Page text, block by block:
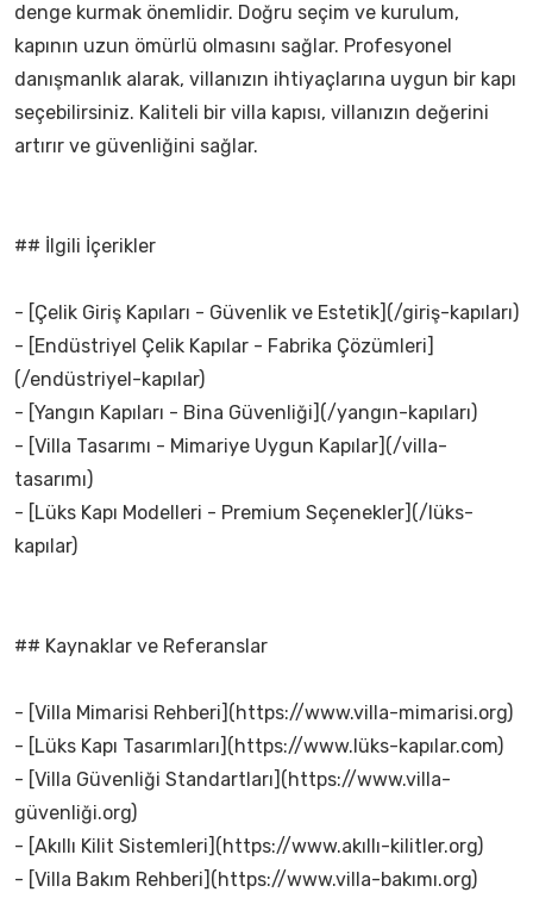
denge kurmak önemlidir. Doğru seçim ve kurulum,
kapının uzun ömürlü olmasını sağlar. Profesyonel
danışmanlık alarak, villanızın ihtiyaçlarına uygun bir kapı
seçebilirsiniz. Kaliteli bir villa kapısı, villanızın değerini
artırır ve güvenliğini sağlar.
## İlgili İçerikler
- [Çelik Giriş Kapıları - Güvenlik ve Estetik](/giriş-kapıları)
- [Endüstriyel Çelik Kapılar - Fabrika Çözümleri]
(/endüstriyel-kapılar)
- [Yangın Kapıları - Bina Güvenliği](/yangın-kapıları)
- [Villa Tasarımı - Mimariye Uygun Kapılar](/villa-
tasarımı)
- [Lüks Kapı Modelleri - Premium Seçenekler](/lüks-
kapılar)
## Kaynaklar ve Referanslar
- [Villa Mimarisi Rehberi](https://www.villa-mimarisi.org)
- [Lüks Kapı Tasarımları](https://www.lüks-kapılar.com)
- [Villa Güvenliği Standartları](https://www.villa-
güvenliği.org)
- [Akıllı Kilit Sistemleri](https://www.akıllı-kilitler.org)
- [Villa Bakım Rehberi](https://www.villa-bakımı.org)